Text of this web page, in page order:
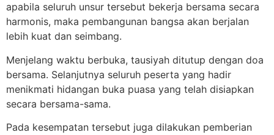
apabila seluruh unsur tersebut bekerja bersama secara
harmonis, maka pembangunan bangsa akan berjalan
lebih kuat dan seimbang.
Menjelang waktu berbuka, tausiyah ditutup dengan doa
bersama. Selanjutnya seluruh peserta yang hadir
menikmati hidangan buka puasa yang telah disiapkan
secara bersama-sama.
Pada kesempatan tersebut juga dilakukan pemberian